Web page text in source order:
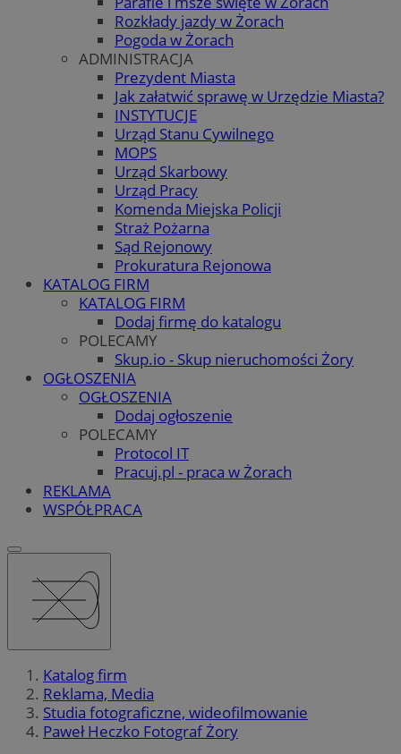
Rozkłady jazdy w Żorach
Pogoda w Żorach
ADMINISTRACJA
Prezydent Miasta
Jak załatwić sprawę w Urzędzie Miasta?
INSTYTUCJE
Urząd Stanu Cywilnego
MOPS
Urząd Skarbowy
Urząd Pracy
Komenda Miejska Policji
Straż Pożarna
Sąd Rejonowy
Prokuratura Rejonowa
KATALOG FIRM
KATALOG FIRM
Dodaj firmę do katalogu
POLECAMY
Skup.io - Skup nieruchomości Żory
OGŁOSZENIA
OGŁOSZENIA
Dodaj ogłoszenie
POLECAMY
Protocol IT
Pracuj.pl - praca w Żorach
REKLAMA
WSPÓŁPRACA
Katalog firm
Reklama, Media
Studia fotograficzne, wideofilmowanie
Paweł Heczko Fotograf Żory